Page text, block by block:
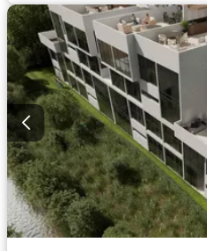
Permite mascotas
Sin